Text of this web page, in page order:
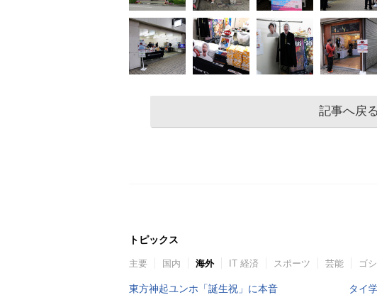
記事へ戻る
トピックス
主要 国内 海外 IT 経済 スポーツ 芸能 ゴ
東方神起ユンホ「誕生祝」に本音
タイ